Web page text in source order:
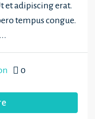
et adipiscing erat.
tempus congue.
0